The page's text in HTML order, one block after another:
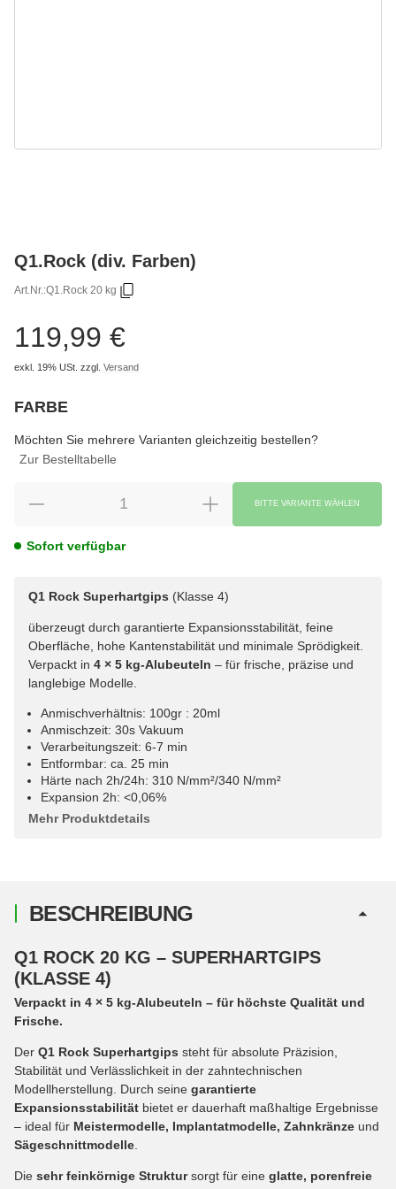
Q1.Rock (div. Farben)
Art.Nr.:Q1.Rock 20 kg
119,99 €
exkl. 19% USt. zzgl. Versand
FARBE
Möchten Sie mehrere Varianten gleichzeitig bestellen?
Zur Bestelltabelle
BITTE VARIANTE WÄHLEN
Sofort verfügbar
Q1 Rock Superhartgips (Klasse 4)
überzeugt durch garantierte Expansionsstabilität, feine
Oberfläche, hohe Kantenstabilität und minimale Sprödigkeit.
Verpackt in 4 × 5 kg-Alubeuteln – für frische, präzise und
langlebige Modelle.
Anmischverhältnis: 100gr : 20ml
Anmischzeit: 30s Vakuum
Verarbeitungszeit: 6-7 min
Entformbar: ca. 25 min
Härte nach 2h/24h: 310 N/mm²/340 N/mm²
Expansion 2h: <0,06%
Mehr Produktdetails
BESCHREIBUNG
Q1 ROCK 20 KG – SUPERHARTGIPS
(KLASSE 4)
Verpackt in 4 × 5 kg-Alubeuteln – für höchste Qualität und
Frische.
Der Q1 Rock Superhartgips steht für absolute Präzision,
Stabilität und Verlässlichkeit in der zahntechnischen
Modellherstellung. Durch seine garantierte
Expansionsstabilität bietet er dauerhaft maßhaltige Ergebnisse
– ideal für Meistermodelle, Implantatmodelle, Zahnkränze und
Sägeschnittmodelle
Die sehr feinkörnige Struktursorgt für eine glatte, porenfreie